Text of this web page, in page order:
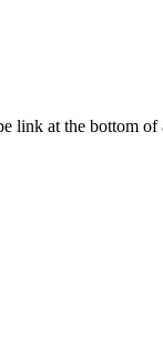
link at the bottom of